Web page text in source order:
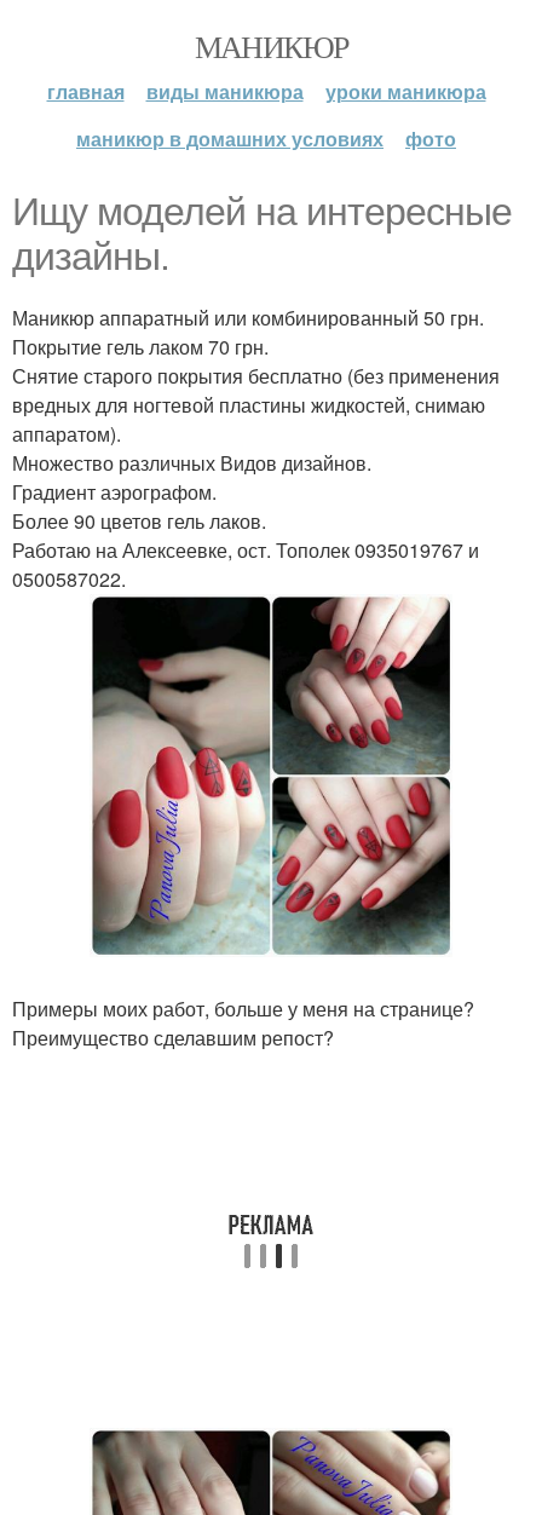
МАНИКЮР
главная виды маникюра
уроки маникюра
маникюр в домашних условиях
фото
Ищу моделей на интересные
дизайны.
Маникюр аппаратный или комбинированный 50 грн.
Покрытие гель лаком 70 грн.
Снятие старого покрытия бесплатно (без применения
вредных для ногтевой пластины жидкостей, снимаю
аппаратом).
Множество различных Видов дизайнов.
Градиент аэрографом.
Более 90 цветов гель лаков.
Работаю на Алексеевке, ост. Тополек 0935019767 и
0500587022.
Примеры моих работ, больше у меня на странице?
Преимущество сделавшим репост?